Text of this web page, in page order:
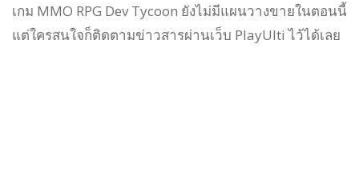
เกม MMO RPG Dev Tycoon ยังไม่มีแผนวางขายในตอนนี้
แต่ใครสนใจก็ติดตามข่าวสารผ่านเว็บ PlayUlti ไว้ได้เลย